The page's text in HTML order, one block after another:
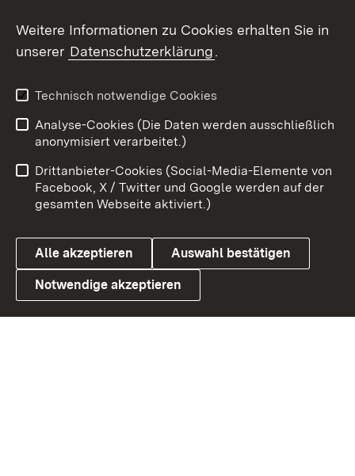
X / Twitter
Youtube
Link zum Landesportal
Impressum
Kontakt
Barrierefreiheit
Datenschutz
Cookies
Weitere Informationen zu Cookies erhalten Sie in
unserer Datenschutzerklärung.
Technisch notwendige Cookies
Analyse-Cookies (Die Daten werden ausschließlich
anonymisiert verarbeitet.)
Drittanbieter-Cookies (Social-Media-Elemente von
Facebook, X / Twitter und Google werden auf der
gesamten Webseite aktiviert.)
Alle akzeptieren Auswahl bestätigen
Notwendige akzeptieren